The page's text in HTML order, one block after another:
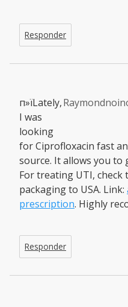
Responder
п»їLately,
I was
looking
for Ciprofloxacin fast
source. It allows you to
For treating UTI, check
packaging to USA. Link:
prescription. Highly
Responder